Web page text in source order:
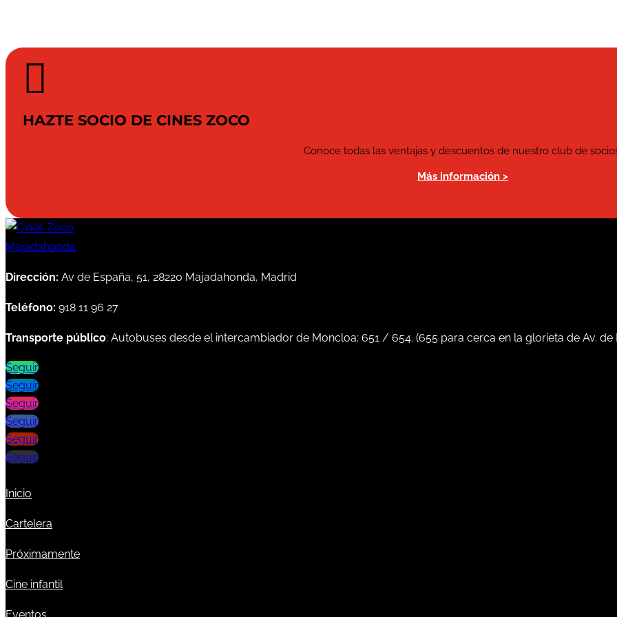

HAZTE SOCIO DE CINES ZOCO
Conoce todas las ventajas y descuentos de nuestro club de
Más información >
Dirección: Av de España, 51, 28220 Majadahonda, Madrid
Teléfono: 918 11 96 27
Transporte público: Autobuses desde el intercambiador de Moncloa: 651 / 654. (655 para cerca en la glorieta de Av. de
Seguir
Seguir
Seguir
Seguir
Seguir
Seguir
Inicio
Cartelera
Próximamente
Cine infantil